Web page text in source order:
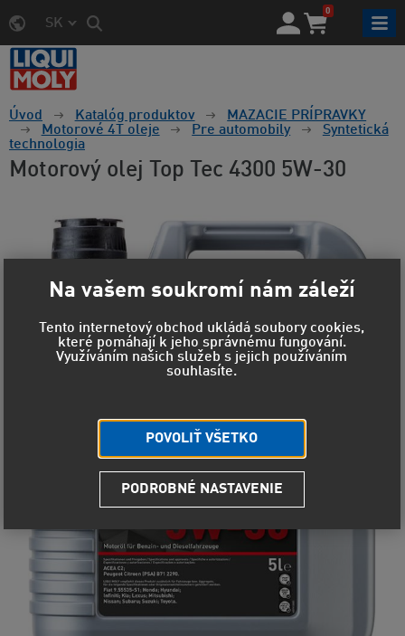
SK
0
Úvod Katalóg produktov
MAZACIE PRÍPRAVKY
Motorové 4T oleje
Pre automobily
Syntetická
technologia
Motorový olej Top Tec 4300 5W-30
Na vašem soukromí nám záleží
Tento internetový obchod ukládá soubory cookies,
které pomáhají k jeho správnému fungování.
Využíváním našich služeb s jejich používáním
souhlasíte.
POVOLIŤ VŠETKO
PODROBNÉ NASTAVENIE